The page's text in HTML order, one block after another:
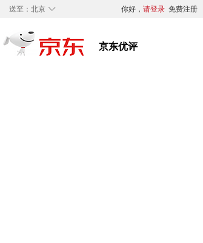
◇
送至： 北京 你好， 请登录 免费注册